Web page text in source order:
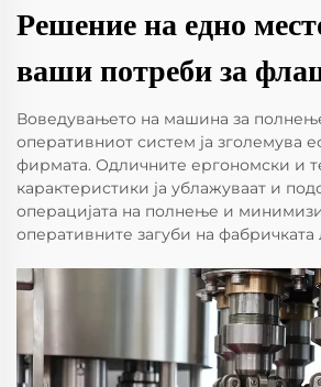
Решение на едно
ваши потреби за
Воведувањето на машина за
оперативниот систем ја зголемува
фирмата. Одличните ергономски и
карактеристики ја ублажуваат и
операцијата на полнење и
оперативните загуби на фабричката